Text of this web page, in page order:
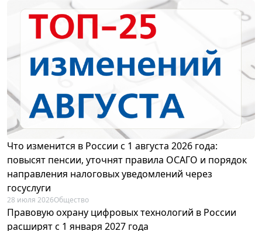
Что изменится в России с 1 августа 2026 года:
повысят пенсии, уточнят правила ОСАГО и порядок
направления налоговых уведомлений через
госуслуги
28 июля 2026Общество
Правовую охрану цифровых технологий в России
расширят с 1 января 2027 года